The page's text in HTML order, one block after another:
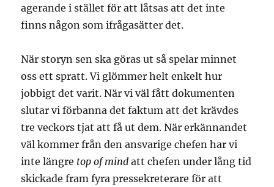
agerande i stället för att låtsas att det inte
finns någon som ifrågasätter det.
När storyn sen ska göras ut så spelar minnet
oss ett spratt. Vi glömmer helt enkelt hur
jobbigt det varit. När vi väl fått dokumenten
slutar vi förbanna det faktum att det krävdes
tre veckors tjat att få ut dem. När erkännandet
väl kommer från den ansvarige chefen har vi
inte längre top of mind att chefen under lång tid
skickade fram fyra pressekreterare för att